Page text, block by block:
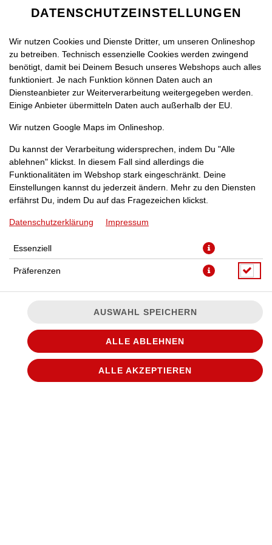
PIZZA FUNGHI [32]
mit frischen Champignons
JETZT BESTELLEN
DATENSCHUTZEINSTELLUNGEN
Wir nutzen Cookies und Dienste Dritter, um unseren Onlineshop
zu betreiben. Technisch essenzielle Cookies werden zwingend
benötigt, damit bei Deinem Besuch unseres Webshops auch alles
funktioniert. Je nach Funktion können Daten auch an
Diensteanbieter zur Weiterverarbeitung weitergegeben werden.
Einige Anbieter übermitteln Daten auch außerhalb der EU.
Wir nutzen Google Maps im Onlineshop.
Du kannst der Verarbeitung widersprechen, indem Du "Alle
ablehnen" klickst. In diesem Fall sind allerdings die
Funktionalitäten im Webshop stark eingeschränkt. Deine
Einstellungen kannst du jederzeit ändern. Mehr zu den Diensten
erfährst Du, indem Du auf das Fragezeichen klickst.
Datenschutzerklärung Impressum
Essenziell
Präferenzen
AUSWAHL SPEICHERN
ALLE ABLEHNEN
ALLE AKZEPTIEREN